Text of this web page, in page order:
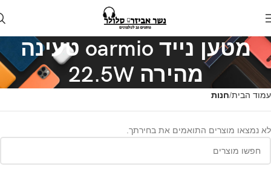
מטען נייד oarmio טעינה
מהירה 22.5W
עמוד הבית חנות
לא נמצאו מוצרים התואמים את בחירתך.